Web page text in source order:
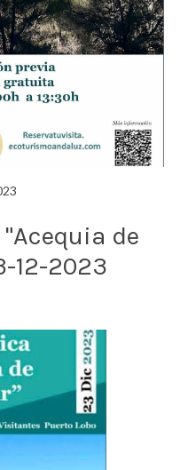
de
12-2023